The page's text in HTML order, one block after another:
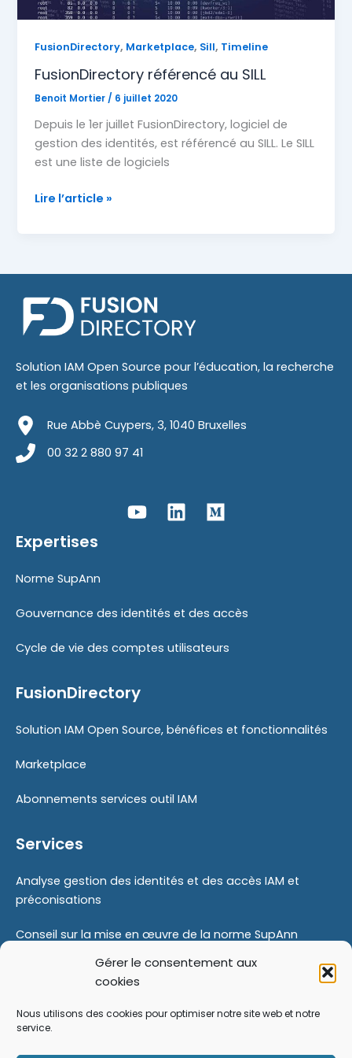
Gérer le consentement aux
cookies
Nous utilisons des cookies pour optimiser notre site web et notre
service.
FusionDirectory, Marketplace, Sill, Timeline
FusionDirectory référencé au SILL
Benoit Mortier / 6 juillet 2020
Depuis le 1er juillet FusionDirectory, logiciel de
gestion des identités, est référencé au SILL. Le SILL
est une liste de logiciels
FusionDirectory
Lire l’article »
Solution IAM Open Source pour l’éducation, la recherche
et les organisations publiques
Rue Abbè Cuypers, 3, 1040 Bruxelles
00 32 2 880 97 41
Expertises
Norme SupAnn
Gouvernance des identités et des accès
Cycle de vie des comptes utilisateurs
FusionDirectory
Solution IAM Open Source, bénéfices et fonctionnalités
Marketplace
Abonnements services outil IAM
Services
Analyse gestion des identités et des accès IAM et
préconisations
Conseil sur la mise en œuvre de la norme SupAnn
Proof Of Concept